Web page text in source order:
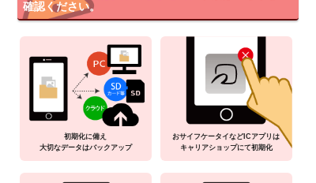
確認ください。
初期化に備え
大切なデータはバックアップ
おサイフケータイなどICアプリは
キャリアショップにて初期化